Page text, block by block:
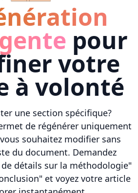
pour
votre
à volonté
une section spécifique?
de régénérer uniquement
souhaitez modifier sans
du document. Demandez
détails sur la méthodologie"
et voyez votre article